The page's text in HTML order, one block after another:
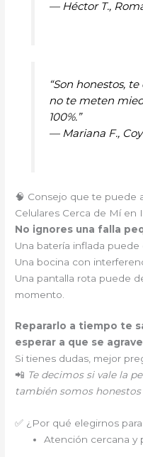
— Héctor T.,
“Son honestos,
no te meten
100%.”
— Mariana F.,
🧠 Consejo que te puede
Celulares Cerca de Mí en
No ignores una falla
Una batería inflada puede
Una bocina con
Una pantalla rota puede
momento.
Repararlo a tiempo te
esperar a que se
Si tienes dudas, mejor
📲 Te decimos si vale la
también somos honestos
✅ ¿Por qué elegirnos
Atención cercana y